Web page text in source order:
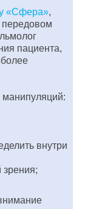
«Сфера»,
передовом
пациента,
манипуляций:
внутри
зрения;